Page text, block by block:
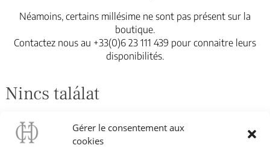
Gérer le consentement aux
cookies
Néamoins, certains millésime ne sont pas présent sur la
boutique.
Contactez nous au +33(0)6 23 111 439 pour connaitre leurs
disponibilités.
Nincs találat
keresést vagy használja a fenti navigációt, hogy megtalálja a
bejegyzést.